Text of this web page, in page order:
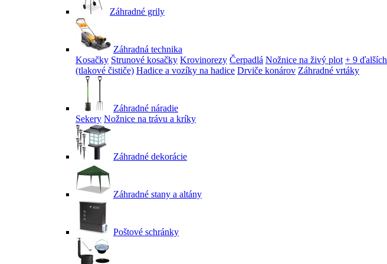
Záhradné grily
Záhradná technika
Kosačky Strunové kosačky Krovinorezy Čerpadlá Nožnice na živý plot + 9 ďalších
(tlakové čističe) Hadice a vozíky na hadice Drviče konárov Záhradné vrtáky
Záhradné náradie
Sekery Nožnice na trávu a kríky
Záhradné dekorácie
Záhradné stany a altány
Poštové schránky